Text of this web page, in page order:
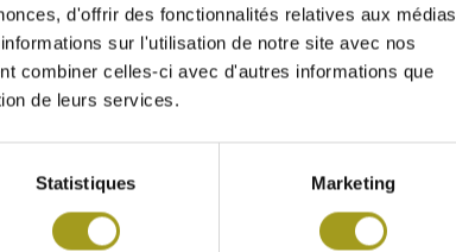
d'offrir des fonctionnalités relatives aux médias
sur l'utilisation de notre site avec nos
combiner celles-ci avec d'autres informations que
de leurs services.
Statistiques Marketing